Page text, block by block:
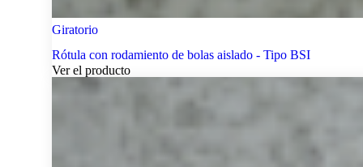
Giratorio
Rótula con rodamiento de bolas aislado - Tipo BSI
Ver el producto